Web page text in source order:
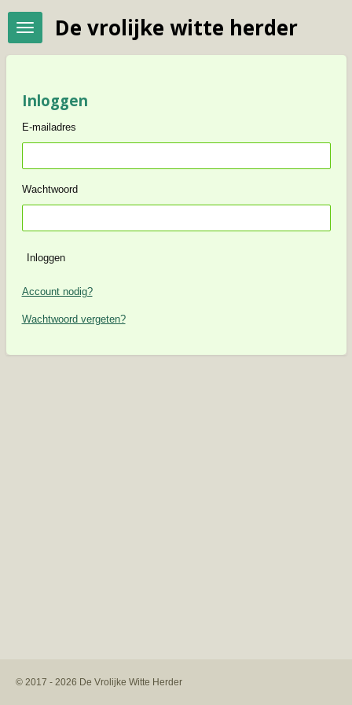
Ga
direct
naar
de
De vrolijke witte herder
Inloggen
E-mailadres
Wachtwoord
Inloggen
Account nodig?
Wachtwoord vergeten?
© 2017 - 2026 De Vrolijke Witte Herder